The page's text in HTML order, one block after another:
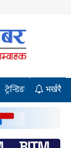
भर्खरै
ट्रेन्डिङ